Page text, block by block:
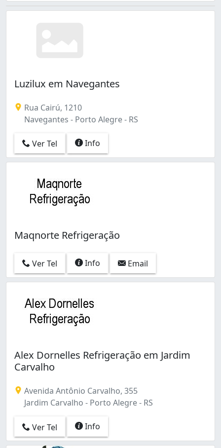
Luzilux em Navegantes
Rua Cairú, 1210
Navegantes - Porto Alegre - RS
Ver Tel Info
Maqnorte Refrigeração
Ver Tel Info Email
Alex Dornelles Refrigeração em Jardim
Carvalho
Avenida Antônio Carvalho, 355
Jardim Carvalho - Porto Alegre - RS
Ver Tel Info